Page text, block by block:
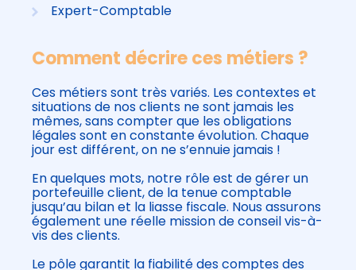
Expert-Comptable
Comment décrire ces métiers ?
Ces métiers sont très variés. Les contextes et
situations de nos clients ne sont jamais les
mêmes, sans compter que les obligations
légales sont en constante évolution. Chaque
jour est différent, on ne s’ennuie jamais !
En quelques mots, notre rôle est de gérer un
portefeuille client, de la tenue comptable
jusqu’au bilan et la liasse fiscale. Nous assurons
également une réelle mission de conseil vis-à-
vis des clients.
Le pôle garantit la fiabilité des comptes des